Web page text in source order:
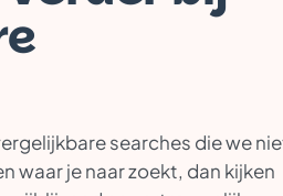
searches die we
waar je naar zoekt, dan kijken